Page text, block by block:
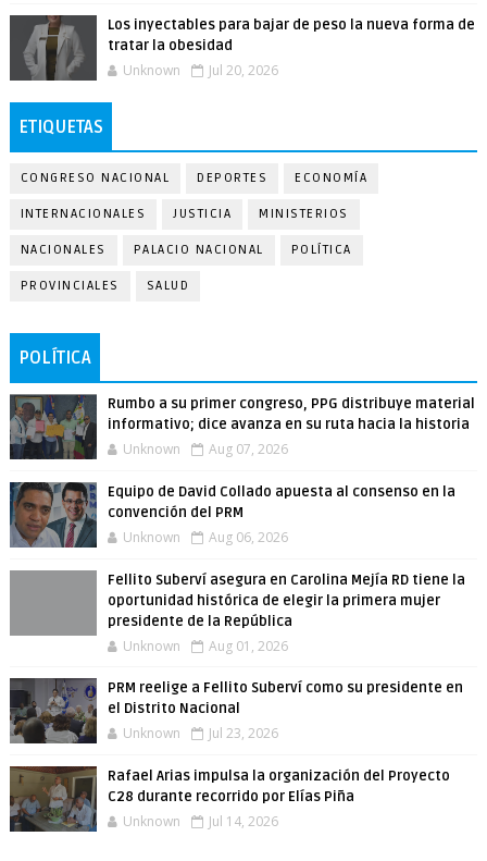
Los inyectables para bajar de peso la nueva forma de
tratar la obesidad
Unknown Jul 20, 2026
ETIQUETAS
CONGRESO NACIONAL DEPORTES ECONOMÍA
INTERNACIONALES JUSTICIA MINISTERIOS
NACIONALES PALACIO NACIONAL POLÍTICA
PROVINCIALES SALUD
POLÍTICA
Rumbo a su primer congreso, PPG distribuye material
informativo; dice avanza en su ruta hacia la historia
Unknown Aug 07, 2026
Equipo de David Collado apuesta al consenso en la
convención del PRM
Unknown Aug 06, 2026
Fellito Suberví asegura en Carolina Mejía RD tiene la
oportunidad histórica de elegir la primera mujer
presidente de la República
Unknown Aug 01, 2026
PRM reelige a Fellito Suberví como su presidente en
el Distrito Nacional
Unknown Jul 23, 2026
Rafael Arias impulsa la organización del Proyecto
C28 durante recorrido por Elías Piña
Unknown Jul 14, 2026